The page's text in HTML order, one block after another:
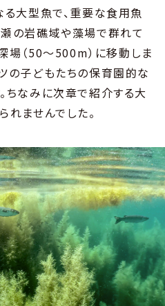
大型魚で、重要な食用魚
の岩礁域や藻場で群れて
場（50～500m）に移動しま
の子どもたちの保育園的な
ちなみに次章で紹介する大
れませんでした。